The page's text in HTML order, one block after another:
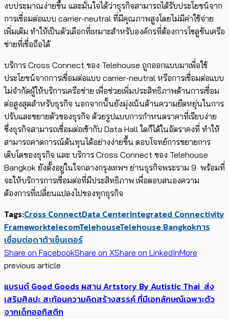
งบประมาณง่ายขึ้น และมั่นใจได้ว่าธุรกิจสามารถได้รับประโยชน์จาก
การเชื่อมต่อแบบ carrier-neutral ที่มีคุณภาพสูงโดยไม่มีค่าใช้จ่าย
เพิ่มเติม ทำให้เป็นตัวเลือกที่เหมาะสำหรับองค์กรที่ต้องการโซลูชันเครือ
ข่ายที่เชื่อถือได้
บริการ Cross Connect ของ Telehouse ถูกออกแบบมาเพื่อใช้
ประโยชน์จากการเชื่อมต่อแบบ carrier-neutral หรือการเชื่อมต่อแบบ
ไม่จำกัดผู้ให้บริการเครือข่าย เพื่อช่วยเพิ่มประสิทธิภาพด้านการเชื่อม
ต่อสูงสุดสำหรับธุรกิจ นอกจากนั้นยังมุ่งเน้นด้านความยืดหยุ่นในการ
ปรับและขยายตัวของธุรกิจ ด้วยรูปแบบการกำหนดราคาที่เรียบง่าย
ซึ่งธุรกิจสามารถเชื่อมต่อเข้ากับ Data Hall ใดก็ได้ในอัตราคงที่ ทำให้
สามารถคาดการณ์ต้นทุนได้อย่างง่ายขึ้น ตอบโจทย์การขยายการ
เติบโตของธุรกิจ และ บริการ Cross Connect ของ Telehouse
Bangkok ยังตั้งอยู่ในใจกลางกรุงเทพฯ ย่านธุรกิจพระราม 9 พร้อมที่
จะให้บริการการเชื่อมต่อที่มีประสิทธิภาพ เพื่อตอบสนองความ
ต้องการที่เปลี่ยนแปลงไปของทุกธุรกิจ
Tags:Cross ConnectData CenterIntegrated Connectivity
FrameworktelecomTelehouseTelehouse Bangkokการ
เชื่อมต่อดาต้าเซ็นเตอร์
Share on FacebookShare on XShare on LinkedInMore
previous article
แบรนด์ Good Goods ผสาน Artstory By Autistic Thai ส่ง
เสริมศิลปะ สะท้อนความคิดสร้างสรรค์ ที่มีเอกลักษณ์เฉพาะตัว
จากเด็กออทิสติก